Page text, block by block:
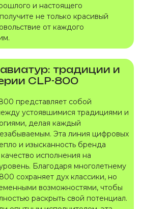
и настоящего
не только красивый
от каждого
традиции и
CLP-800
представляет собой
устоявшимися традициями и
делая каждый
Эта линия цифровых
и изысканность бренда
исполнения на
Благодаря многолетнему
сохраняет дух классики, но
возможностями, чтобы
раскрыть свой потенциал.